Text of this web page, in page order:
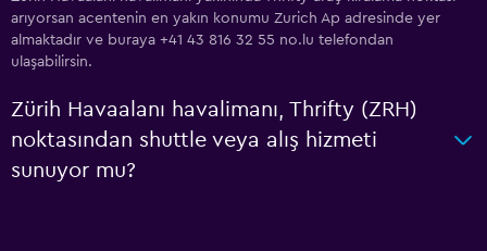
arıyorsan acentenin en yakın konumu Zurich Ap adresinde yer
almaktadır ve buraya +41 43 816 32 55 no.lu telefondan
ulaşabilirsin.
Zürih Havaalanı havalimanı, Thrifty (ZRH)
noktasından shuttle veya alış hizmeti
sunuyor mu?